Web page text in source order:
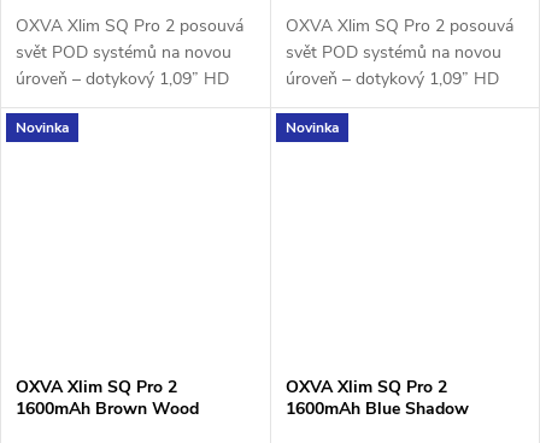
OXVA Xlim SQ Pro 2 posouvá
svět POD systémů na novou
úroveň – dotykový 1,09” HD
displej, výkonná 1600mAh
baterii, rychlé nabíjení přes
OXVA Xlim SQ Pro 2 posouvá
svět POD systémů na novou
úroveň – dotykový 1,09” HD
displej, výkonná 1600mAh
baterii, rychlé nabíjení přes
Novinka
OXVA Xlim SQ Pro 2
1600mAh Brown Wood
Novinka
OXVA Xlim SQ Pro 2
1600mAh Blue Shadow